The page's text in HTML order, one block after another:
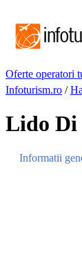
Oferte operatori
Infoturism.ro /
Lido Di
Informatii